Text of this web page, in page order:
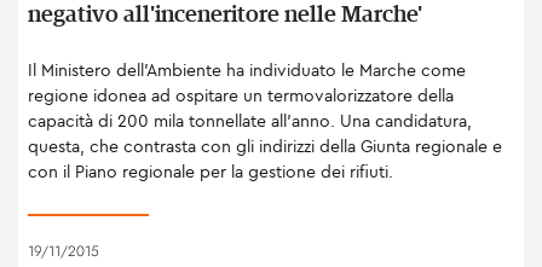
negativo all'inceneritore nelle Marche'
Il Ministero dell’Ambiente ha individuato le Marche come
regione idonea ad ospitare un termovalorizzatore della
capacità di 200 mila tonnellate all’anno. Una candidatura,
questa, che contrasta con gli indirizzi della Giunta regionale e
con il Piano regionale per la gestione dei rifiuti.
19/11/2015